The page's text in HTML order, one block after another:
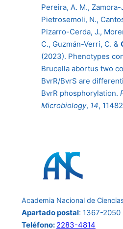
Pereira, A. M., Zamora-
Pietrosemoli, N.,
Pizarro-Cerda, J.,
C., Guzmán-Verri, C. &
(2023). Phenotypes
Brucella abortus two
BvrR/BvrS are
BvrR phosphorylation.
Microbiology, 14,
Academia Nacional de
Apartado postal: 1367-2050
Teléfono: 2283-4814